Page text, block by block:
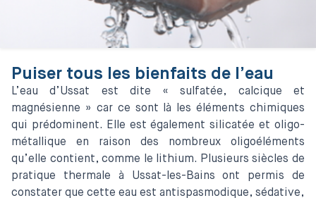
Puiser tous les bienfaits de l’eau
L’eau d’Ussat est dite « sulfatée, calcique et
magnésienne » car ce sont là les éléments chimiques
qui prédominent. Elle est également silicatée et oligo-
métallique en raison des nombreux oligoéléments
qu’elle contient, comme le lithium. Plusieurs siècles de
pratique thermale à Ussat-les-Bains ont permis de
constater que cette eau est antispasmodique, sédative,